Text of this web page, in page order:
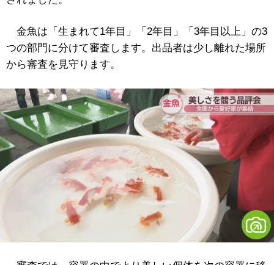
金魚は「生まれて1年目」「2年目」「3年目以上」の3
つの部門に分けて審査します。出品者は少し離れた場所
から審査を見守ります。